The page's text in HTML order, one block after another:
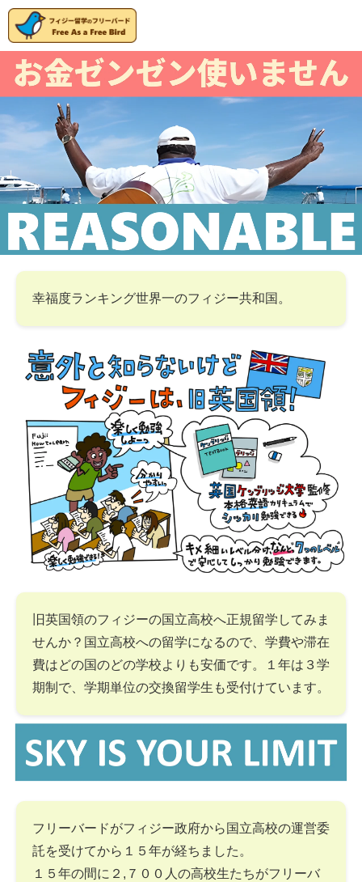
幸福度ランキング世界一のフィジー共和国。
旧英国領のフィジーの国立高校へ正規留学してみま
せんか？国立高校への留学になるので、学費や滞在
費はどの国のどの学校よりも安価です。１年は３学
期制で、学期単位の交換留学生も受付けています。
フリーバードがフィジー政府から国立高校の運営委
託を受けてから１５年が経ちました。
１５年の間に２,７００人の高校生たちがフリーバ